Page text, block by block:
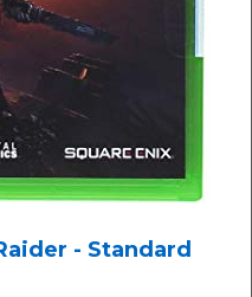
- Standard